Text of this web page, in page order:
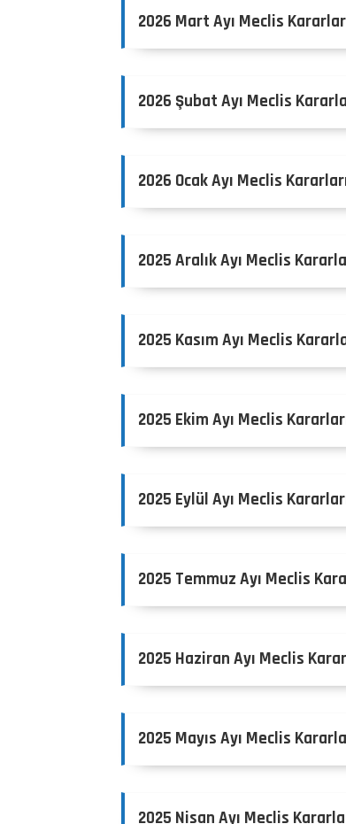
2026 Mart Ayı Meclis
2026 Şubat Ayı Meclis
2026 Ocak Ayı Meclis
2025 Aralık Ayı Meclis
2025 Kasım Ayı Meclis
2025 Ekim Ayı Meclis
2025 Eylül Ayı Meclis
2025 Temmuz Ayı Meclis
2025 Haziran Ayı Meclis
2025 Mayıs Ayı Meclis
2025 Nisan Ayı Meclis